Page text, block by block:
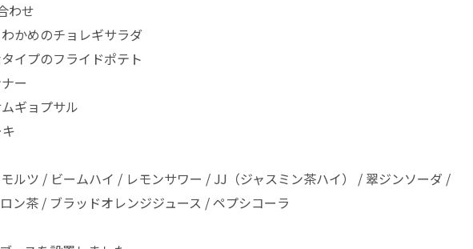
わせ
かめのチョレギサラダ
イプのフライドポテト
ー
ギョプサル
ルツ / ビームハイ / レモンサワー / JJ（ジャスミン茶ハイ） / 翠ジンソーダ /
ン茶 / ブラッドオレンジジュース / ペプシコーラ